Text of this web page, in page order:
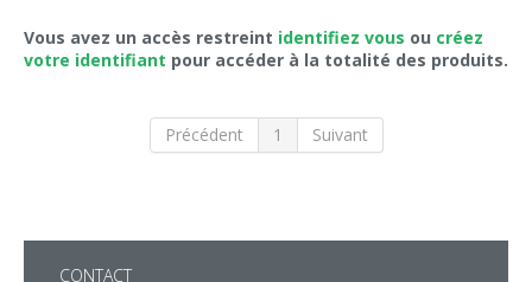
Vous avez un accès restreint identifiez vous ou créez
votre identifiant pour accéder à la totalité des produits.
Précédent 1 Suivant
CONTACT